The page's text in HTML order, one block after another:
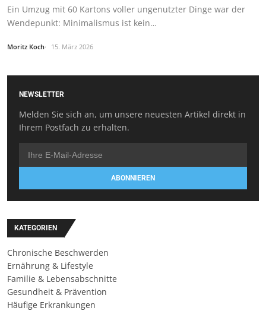
Ein Umzug mit 60 Kartons voller ungenutzter Dinge war der
Wendepunkt: Minimalismus ist kein…
Moritz Koch 15. März 2026
NEWSLETTER
Melden Sie sich an, um unsere neuesten Artikel direkt in
Ihrem Postfach zu erhalten.
ABONNIEREN
KATEGORIEN
Chronische Beschwerden
Ernährung & Lifestyle
Familie & Lebensabschnitte
Gesundheit & Prävention
Häufige Erkrankungen